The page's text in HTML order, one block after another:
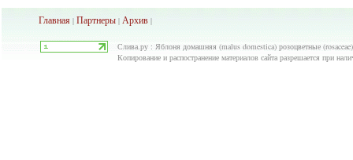
Главная| Партнеры| Архив|
Слива.ру : Яблоня домашняя (malus domestica) розоцветные
Копирование и распостранение материалов сайта разрешается при